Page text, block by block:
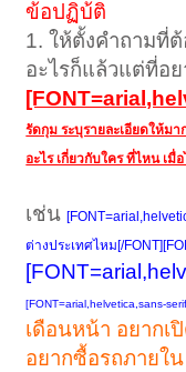
ข้อปฏิบ้ติ
1. ให้ตั้งคำถามที่ต้
อะไรก็แล้วแต่ที่อย
รัดกุม ระบุรายละเอียดให้ม
อะไร เกี่ยวกับใคร ที่ไหน เมื่
เช่น
ต่างประเทศไหม[/
[FONT=arial,helvetica,sans-
เดือนหน้า อยากเ
อยากซื้อรถภายใ